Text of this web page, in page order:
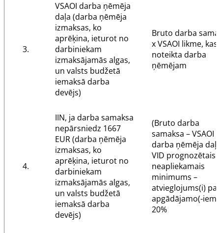
3.
VSAOI darba ņēmēja
daļa (darba ņēmēja
izmaksas, ko
aprēķina, ieturot no
darbiniekam
izmaksājamās algas,
un valsts budžetā
iemaksā darba
devējs)
Bruto darba
x VSAOI likme, kas
noteikta darba
ņēmējam
4.
IIN, ja darba samaksa
nepārsniedz 1667
EUR (darba ņēmēja
izmaksas, ko
aprēķina, ieturot no
darbiniekam
izmaksājamās algas,
un valsts budžetā
iemaksā darba
devējs)
(Bruto darba
samaksa – VSAOI
darba ņēmēja
VID prognozētais
neapliekamais
minimums –
atvieglojums(i) par
apgādājamo(-
20%